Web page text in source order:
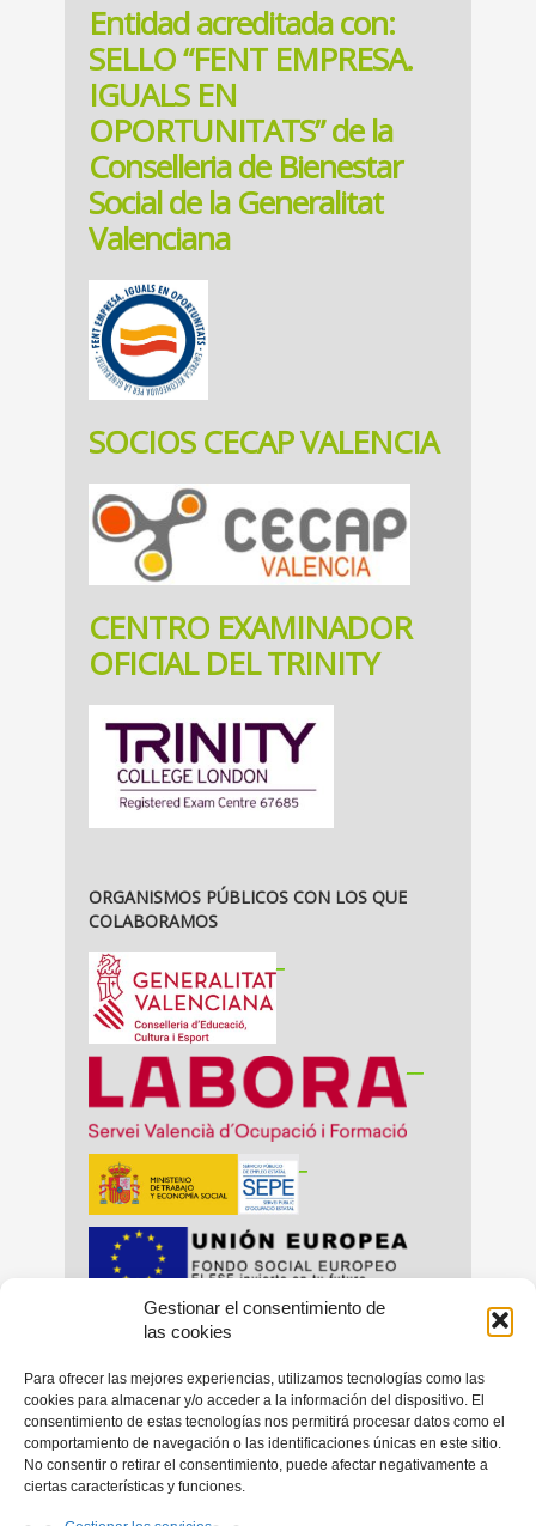
Gestionar el consentimiento de
las cookies
Para ofrecer las mejores experiencias, utilizamos tecnologías como las
cookies para almacenar y/o acceder a la información del dispositivo. El
consentimiento de estas tecnologías nos permitirá procesar datos como el
comportamiento de navegación o las identificaciones únicas en este sitio.
No consentir o retirar el consentimiento, puede afectar negativamente a
ciertas características y funciones.
Entidad acreditada con:
SELLO “FENT EMPRESA.
IGUALS EN
OPORTUNITATS” de la
Conselleria de Bienestar
Social de la Generalitat
Valenciana
SOCIOS CECAP VALENCIA
CENTRO EXAMINADOR
OFICIAL DEL TRINITY
ORGANISMOS PÚBLICOS CON LOS QUE
COLABORAMOS
_ _
_